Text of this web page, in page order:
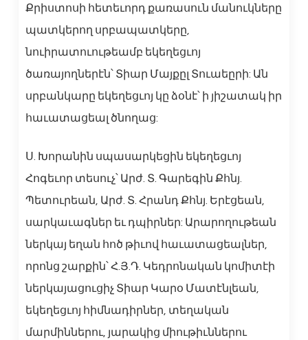
Քրիստոսի հետեւորդ քառասուն մանուկները
պատկերող սրբապատկերը,
նուիրատուութեամբ եկեղեցւոյ
ծառայողներէն՝ Տիար Մայքըլ Տուաեըրի: Ան
սրբանկարը եկեղեցւոյ կը ձօնէ՝ ի յիշատակ իր
հաւատացեալ ծնողաց:
Ս. Խորանին սպասարկեցին եկեղեցւոյ
Հոգեւոր տեսուչ՝ Արժ. Տ. Գարեգին Քհնյ.
Պետուրեան, Արժ. Տ. Հրանդ Քհնյ. Երէցեան,
սարկաւագներ եւ դպիրներ: Արարողութեան
ներկայ եղան հոծ թիւով հաւատացեալներ,
որոնց շարքին՝ Հ.Յ.Դ. Կեդրոնական կոմիտէի
ներկայացուցիչ Տիար Կարօ Մատէնլեան,
եկեղեցւոյ հիմնադիրներ, տեղական
մարմիններու, յարակից միութիւններու